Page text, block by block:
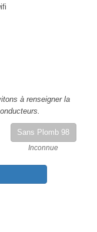
à renseigner la
Sans Plomb 98
Inconnue